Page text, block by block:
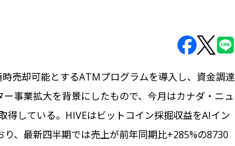
売却可能とするATMプログラムを導入し、資金調達
事業拡大を背景にしたもので、今月はカナダ・ニュ
得している。HIVEはビットコイン採掘収益をAIイン
、最新四半期では売上が前年同期比+285%の8730